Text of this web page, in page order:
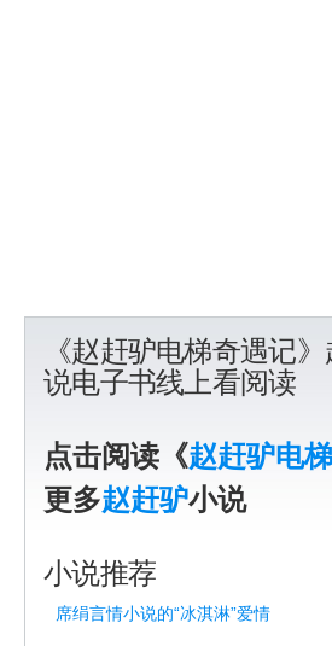
《赵赶驴电梯奇遇记
说电子书线上看阅读
点击阅读《赵赶驴电
更多赵赶驴小说
小说推荐
席绢言情小说的“冰淇淋”爱情